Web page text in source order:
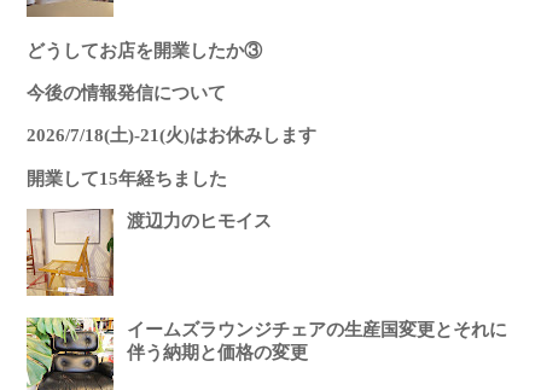
どうしてお店を開業したか③
今後の情報発信について
2026/7/18(土)-21(火)はお休みします
開業して15年経ちました
渡辺力のヒモイス
イームズラウンジチェアの生産国変更とそれに
伴う納期と価格の変更